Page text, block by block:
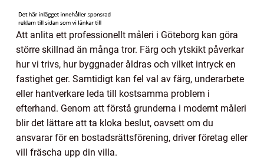
Att anlita ett professionellt måleri i Göteborg kan göra
större skillnad än många tror. Färg och ytskikt påverkar
hur vi trivs, hur byggnader åldras och vilket intryck en
fastighet ger. Samtidigt kan fel val av färg, underarbete
eller hantverkare leda till kostsamma problem i
efterhand. Genom att förstå grunderna i modernt måleri
blir det lättare att ta kloka beslut, oavsett om du
ansvarar för en bostadsrättsförening, driver företag eller
vill fräscha upp din villa.